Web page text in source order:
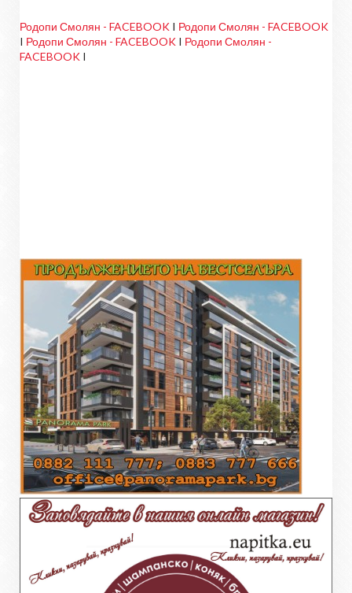
Родопи Смолян - FACEBOOK I Родопи Смолян - FACEBOOK
I Родопи Смолян - FACEBOOK I Родопи Смолян -
FACEBOOK I